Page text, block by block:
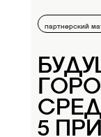
партнерский
5